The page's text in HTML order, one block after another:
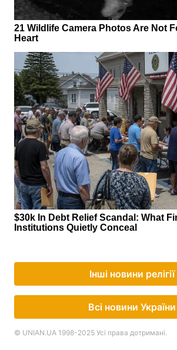
Інші новини релігії
Всі новини України
© UNIAN.UA 1998-2025 Усі права дотримані.